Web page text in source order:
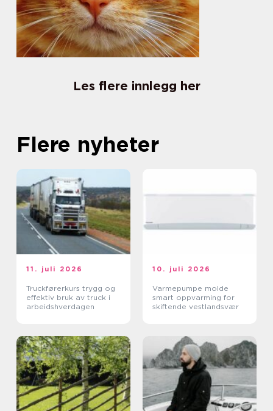
Les flere innlegg her
Flere nyheter
11. juli 2026
Truckførerkurs trygg og
effektiv bruk av truck i
arbeidshverdagen
10. juli 2026
Varmepumpe molde
smart oppvarming for
skiftende vestlandsvær